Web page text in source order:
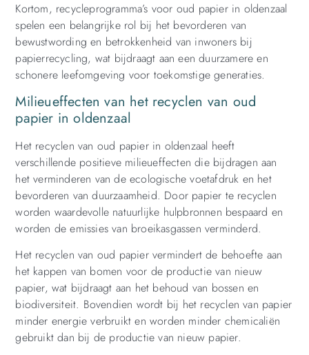
Kortom, recycleprogramma’s voor oud papier in oldenzaal
spelen een belangrijke rol bij het bevorderen van
bewustwording en betrokkenheid van inwoners bij
papierrecycling, wat bijdraagt aan een duurzamere en
schonere leefomgeving voor toekomstige generaties.
Milieueffecten van het recyclen van oud
papier in oldenzaal
Het recyclen van oud papier in oldenzaal heeft
verschillende positieve milieueffecten die bijdragen aan
het verminderen van de ecologische voetafdruk en het
bevorderen van duurzaamheid. Door papier te recyclen
worden waardevolle natuurlijke hulpbronnen bespaard en
worden de emissies van broeikasgassen verminderd.
Het recyclen van oud papier vermindert de behoefte aan
het kappen van bomen voor de productie van nieuw
papier, wat bijdraagt aan het behoud van bossen en
biodiversiteit. Bovendien wordt bij het recyclen van papier
minder energie verbruikt en worden minder chemicaliën
gebruikt dan bij de productie van nieuw papier.